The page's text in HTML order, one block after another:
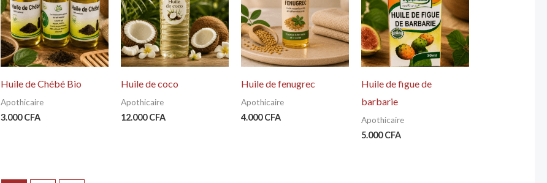
Huile de Chébé Bio
Apothicaire
3.000CFA
Huile de coco
Apothicaire
12.000CFA
Huile de fenugrec
Apothicaire
4.000CFA
Huile de figue de
barbarie
Apothicaire
5.000CFA